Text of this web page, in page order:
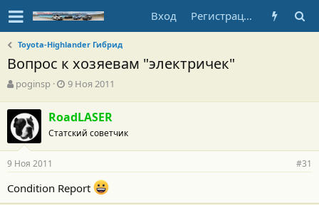
Вход Регистрация
Toyota-Highlander Гибрид
Вопрос к хозяевам "электричек"
А
т
о
р
т
е
м
ы
poginsp
Д
а
н
а
л
а
9 Ноя 2011
RoadLASER
Статский советчик
9 Ноя 2011 #31
Condition Report